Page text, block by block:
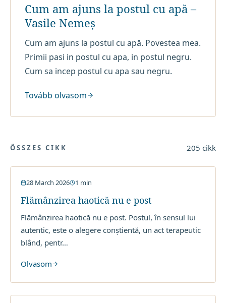
Cum am ajuns la postul cu apă –
Vasile Nemeș
Cum am ajuns la postul cu apă. Povestea mea.
Primii pasi in postul cu apa, in postul negru.
Cum sa incep postul cu apa sau negru.
Tovább olvasom
ÖSSZES CIKK 205 cikk
Post cu Apa
28 March 2026 1 min
Flămânzirea haotică nu e post
Flămânzirea haotică nu e post. Postul, în sensul lui
autentic, este o alegere conștientă, un act terapeutic
blând, pentr…
Olvasom